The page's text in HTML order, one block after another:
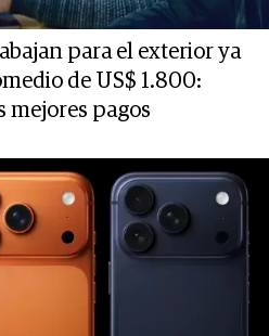
para el exterior ya
de US$ 1.800:
mejores pagos